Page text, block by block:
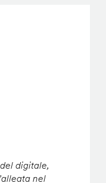
digitale,
nel